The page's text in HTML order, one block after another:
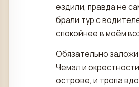
ездили, правда не
брали тур с
спокойнее в моём
Обязательно
Чемал и
острове, и тропа